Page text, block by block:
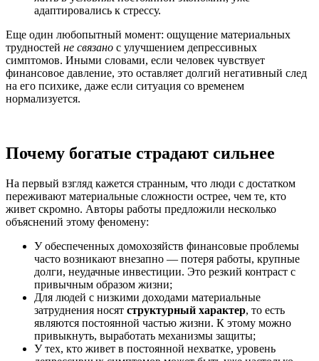
адаптировались к стрессу.
Еще один любопытный момент: ощущение материальных
трудностей не связано с улучшением депрессивных
симптомов. Иными словами, если человек чувствует
финансовое давление, это оставляет долгий негативный след
на его психике, даже если ситуация со временем
нормализуется.
Почему богатые страдают сильнее
На первый взгляд кажется странным, что люди с достатком
переживают материальные сложности острее, чем те, кто
живет скромно. Авторы работы предложили несколько
объяснений этому феномену:
У обеспеченных домохозяйств финансовые проблемы
часто возникают внезапно — потеря работы, крупные
долги, неудачные инвестиции. Это резкий контраст с
привычным образом жизни;
Для людей с низкими доходами материальные
затруднения носят структурный характер, то есть
являются постоянной частью жизни. К этому можно
привыкнуть, выработать механизмы защиты;
У тех, кто живет в постоянной нехватке, уровень